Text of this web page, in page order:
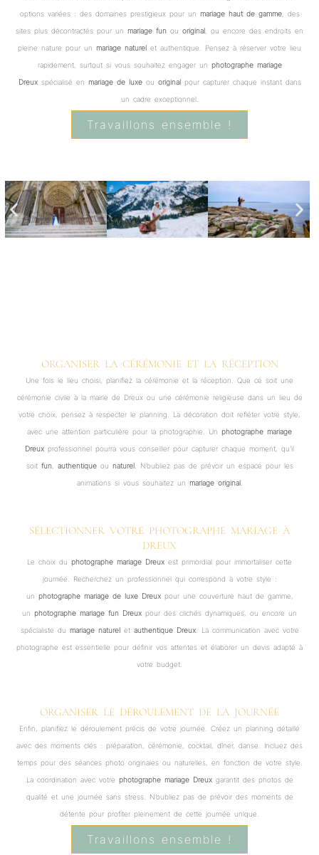
options variées : des domaines prestigieux pour un mariage haut de gamme, des
sites plus décontractés pour un mariage fun ou original , ou encore des endroits en
pleine nature pour un mariage naturel et authentique. Pensez à réserver votre lieu
rapidement, surtout si vous souhaitez engager un photographe mariage
Dreuxspécialisé en mariage de luxeou originalpour capturer chaque instant dans
un cadre exceptionnel.
Travaillons ensemble !
ORGANISER LA CÉRÉMONIE ET LA RÉCEPTION
Une fois le lieu choisi, planifiez la cérémonie et la réception. Que ce soit une
cérémonie civile à la mairie de Dreux ou une cérémonie religieuse dans un lieu de
votre choix, pensez à respecter le planning. La décoration doit refléter votre style,
avec une attention particulière pour la photographie. Un photographe mariage
Dreux professionnel pourra vous conseiller pour capturer chaque moment, qu’il
soit fun, authentiqueou naturel. N’oubliez pas de prévoir un espace pour les
animations si vous souhaitez un mariage original.
SÉLECTIONNER VOTRE PHOTOGRAPHE MARIAGE À
DREUX
Le choix du photographe mariage Dreux est primordial pour immortaliser cette
journée. Recherchez un professionnel qui correspond à votre style :
un photographe mariage de luxe Dreuxpour une couverture haut de gamme,
un photographe mariage fun Dreux pour des clichés dynamiques, ou encore un
spécialiste du mariage naturelet authentique Dreux. La communication avec votre
photographe est essentielle pour définir vos attentes et élaborer un devis adapté à
votre budget.
ORGANISER LE DÉROULEMENT DE LA JOURNÉE
Enfin, planifiez le déroulement précis de votre journée. Créez un planning détaillé
avec des moments clés : préparation, cérémonie, cocktail, dîner, danse. Incluez des
temps pour des séances photo originales ou naturelles, en fonction de votre style.
La coordination avec votre photographe mariage Dreuxgarantit des photos de
qualité et une journée sans stress. N’oubliez pas de prévoir des moments de
détente pour profiter pleinement de cette journée unique.
Travaillons ensemble !